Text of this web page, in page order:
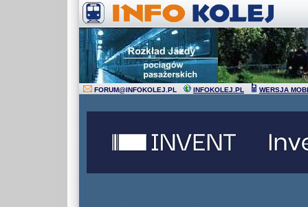
FORUM@INFOKOLEJ.PL INFOKOLEJ.PL WERSJA